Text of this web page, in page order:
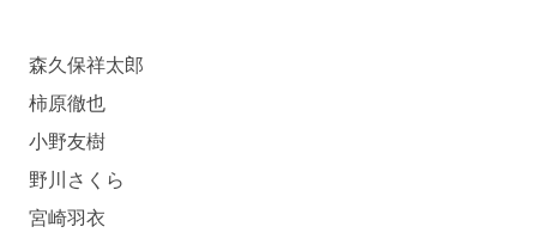
森久保祥太郎
柿原徹也
小野友樹
野川さくら
宮崎羽衣